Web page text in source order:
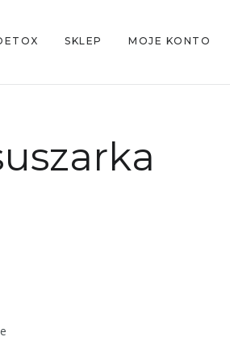
SKLEP MOJE KONTO